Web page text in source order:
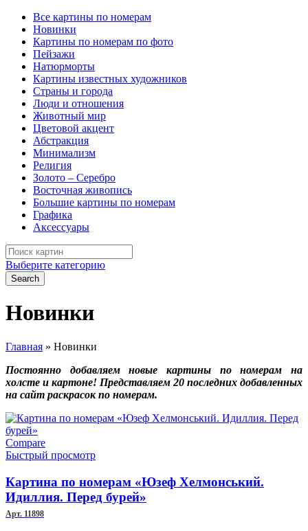
Все картины по номерам
Новинки
Картины по номерам по фото
Пейзажи
Натюрморты
Картины известных художников
Страны и города
Люди и отношения
Животный мир
Цветовой акцент
Абстракция
Минимализм
Религия
Золото – Серебро
Восточная живопись
Большие картины по номерам
Графика
Аксессуары
Search
for:
Выберите категорию
Search
Новинки
Главная » Новинки
Постоянно добавляем новые картины по номерам на
холсте и картоне! Представляем 20 последних добавленных
на сайт раскрасок по номерам.
Compare
Быстрый просмотр
Картина по номерам «Юзеф Хелмонський.
Идиллия. Перед бурей»
Арт. 11898